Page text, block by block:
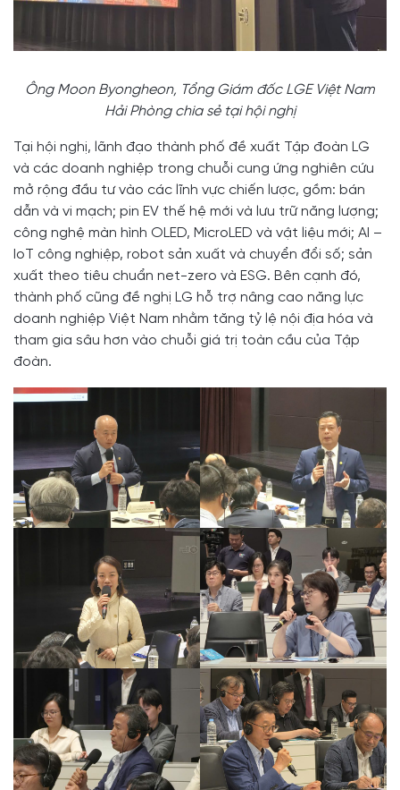
Ông Moon Byongheon, Tổng Giám đốc LGE Việt Nam
Hải Phòng chia sẻ tại hội nghị
Tại hội nghị, lãnh đạo thành phố đề xuất Tập đoàn LG
và các doanh nghiệp trong chuỗi cung ứng nghiên cứu
mở rộng đầu tư vào các lĩnh vực chiến lược, gồm: bán
dẫn và vi mạch; pin EV thế hệ mới và lưu trữ năng lượng;
công nghệ màn hình OLED, MicroLED và vật liệu mới; AI –
IoT công nghiệp, robot sản xuất và chuyển đổi số; sản
xuất theo tiêu chuẩn net-zero và ESG. Bên cạnh đó,
thành phố cũng đề nghị LG hỗ trợ nâng cao năng lực
doanh nghiệp Việt Nam nhằm tăng tỷ lệ nội địa hóa và
tham gia sâu hơn vào chuỗi giá trị toàn cầu của Tập
đoàn.